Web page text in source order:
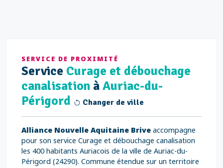
SERVICE DE PROXIMITÉ
Service Curage et débouchage
canalisation àAuriac-du-
Périgord
Changer de ville
Alliance Nouvelle Aquitaine Brive accompagne
pour son service Curage et débouchage canalisation
les 400 habitants Auriacois de la ville de Auriac-du-
Périgord (24290). Commune étendue sur un territoire